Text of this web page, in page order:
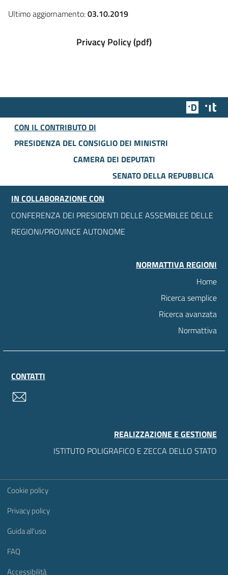
Ultimo aggiornamento:03.10.2019
Privacy Policy (pdf)
Team
CON IL CONTRIBUTO DI
PRESIDENZA DEL CONSIGLIO DEI MINISTRI
CAMERA DEI DEPUTATI
SENATO DELLA REPUBBLICA
IN COLLABORAZIONE CON
CONFERENZA DEI PRESIDENTI DELLE ASSEMBLEE DELLE
REGIONI/PROVINCE AUTONOME
NORMATTIVA REGIONI
Home
Ricerca semplice
Ricerca avanzata
Normattiva
CONTATTI
REALIZZAZIONE E GESTIONE
ISTITUTO POLIGRAFICO E ZECCA DELLO STATO
Sezione Link Utili
Cookie policy
Privacy policy
Guida all'uso
FAQ
Accessibilità